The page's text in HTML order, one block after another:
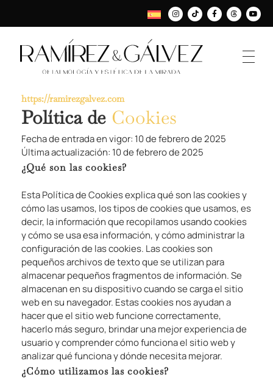
https://ramirezgalvez.com
Política de Cookies
Fecha de entrada en vigor: 10 de febrero de 2025
Última actualización: 10 de febrero de 2025
¿Qué son las cookies?
Esta Política de Cookies explica qué son las cookies y
cómo las usamos, los tipos de cookies que usamos, es
decir, la información que recopilamos usando cookies
y cómo se usa esa información, y cómo administrar la
configuración de las cookies. Las cookies son
pequeños archivos de texto que se utilizan para
almacenar pequeños fragmentos de información. Se
almacenan en su dispositivo cuando se carga el sitio
web en su navegador. Estas cookies nos ayudan a
hacer que el sitio web funcione correctamente,
hacerlo más seguro, brindar una mejor experiencia de
usuario y comprender cómo funciona el sitio web y
analizar qué funciona y dónde necesita mejorar.
¿Cómo utilizamos las cookies?